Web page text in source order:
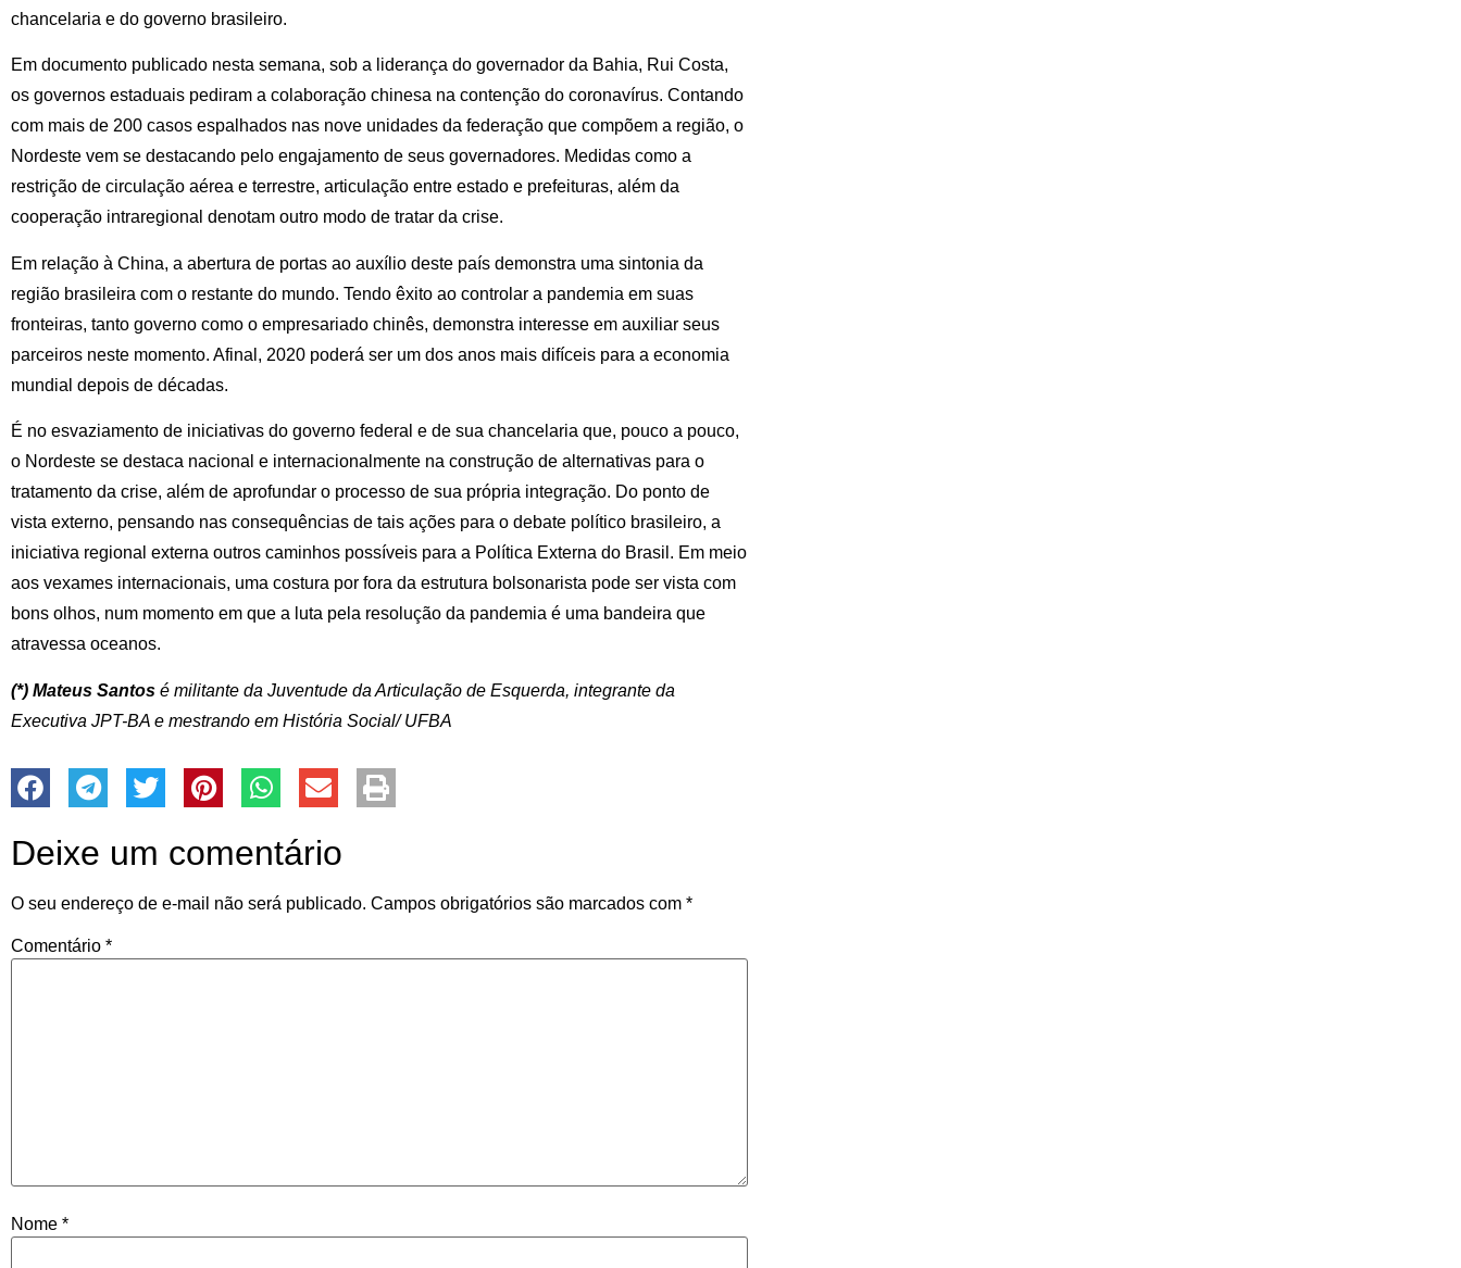
chancelaria e do governo brasileiro.
Em documento publicado nesta semana, sob a liderança do governador da Bahia, Rui Costa,
os governos estaduais pediram a colaboração chinesa na contenção do coronavírus. Contando
com mais de 200 casos espalhados nas nove unidades da federação que compõem a região, o
Nordeste vem se destacando pelo engajamento de seus governadores. Medidas como a
restrição de circulação aérea e terrestre, articulação entre estado e prefeituras, além da
cooperação intraregional denotam outro modo de tratar da crise.
Em relação à China, a abertura de portas ao auxílio deste país demonstra uma sintonia da
região brasileira com o restante do mundo. Tendo êxito ao controlar a pandemia em suas
fronteiras, tanto governo como o empresariado chinês, demonstra interesse em auxiliar seus
parceiros neste momento. Afinal, 2020 poderá ser um dos anos mais difíceis para a economia
mundial depois de décadas.
É no esvaziamento de iniciativas do governo federal e de sua chancelaria que, pouco a pouco,
o Nordeste se destaca nacional e internacionalmente na construção de alternativas para o
tratamento da crise, além de aprofundar o processo de sua própria integração. Do ponto de
vista externo, pensando nas consequências de tais ações para o debate político brasileiro, a
iniciativa regional externa outros caminhos possíveis para a Política Externa do Brasil. Em meio
aos vexames internacionais, uma costura por fora da estrutura bolsonarista pode ser vista com
bons olhos, num momento em que a luta pela resolução da pandemia é uma bandeira que
atravessa oceanos.
(*) Mateus Santos é militante da Juventude da Articulação de Esquerda, integrante da
Executiva JPT-BA e mestrando em História Social/ UFBA
Deixe um comentário
O seu endereço de e-mail não será publicado. Campos obrigatórios são marcados com *
Comentário *
Nome *